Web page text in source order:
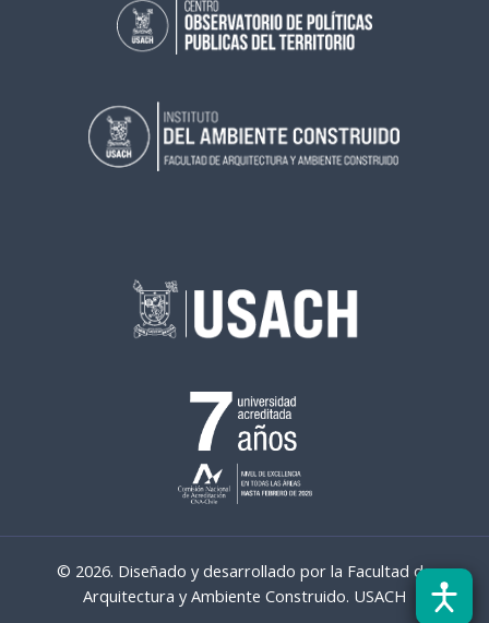
© 2026. Diseñado y desarrollado por la Facultad de
Arquitectura y Ambiente Construido. USACH